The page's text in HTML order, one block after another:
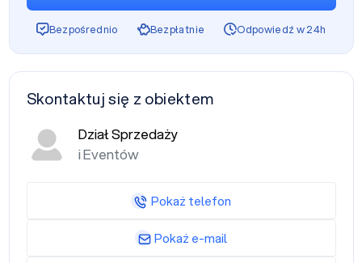
Bezpośrednio Bezpłatnie Odpowiedź w 24h
Skontaktuj się z obiektem
Dział Sprzedaży
i Eventów
Pokaż telefon
Pokaż e-mail